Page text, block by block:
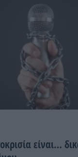
είναι…